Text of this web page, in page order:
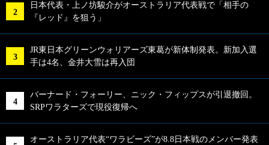
日本代表・上ノ坊駿介がオーストラリア代表戦で「相手の
『レッド』を狙う」
JR東日本グリーンウォリアーズ東葛が新体制発表。新加入選
手は4名、金井大雪は再入団
バーナード・フォーリー、ニック・フィップスが引退撤回。
SRPワラターズで現役復帰へ
オーストラリア代表“ワラビーズ”が8.8日本戦のメンバー発表